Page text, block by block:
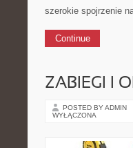
szerokie spojrzenie
Continue
ZABIEGI I
POSTED BY ADMIN
WYŁĄCZONA